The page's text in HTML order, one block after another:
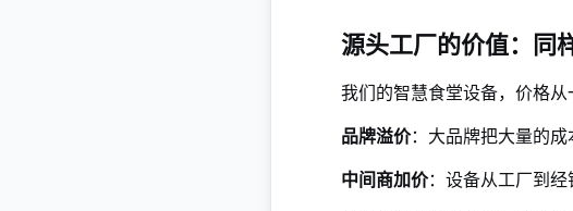
源头工厂的价值：同
我们的智慧食堂设备，价格
品牌溢价：大品牌把大量的成
中间商加价：设备从工厂到经